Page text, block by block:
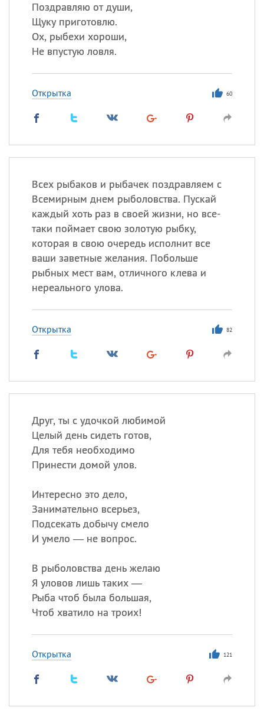
Поздравляю от души,
Щуку приготовлю.
Ох, рыбехи хороши,
Не впустую ловля.
Открытка 60
Всех рыбаков и рыбачек поздравляем с
Всемирным днем рыболовства. Пускай
каждый хоть раз в своей жизни, но все-
таки поймает свою золотую рыбку,
которая в свою очередь исполнит все
ваши заветные желания. Побольше
рыбных мест вам, отличного клева и
нереального улова.
Открытка 82
Друг, ты с удочкой любимой
Целый день сидеть готов,
Для тебя необходимо
Принести домой улов.
Интересно это дело,
Занимательно всерьез,
Подсекать добычу смело
И умело — не вопрос.
В рыболовства день желаю
Я уловов лишь таких —
Рыба чтоб была большая,
Чтоб хватило на троих!
Открытка 121
Сегодня празднуют именины
Посмотреть значениеи
происхождение